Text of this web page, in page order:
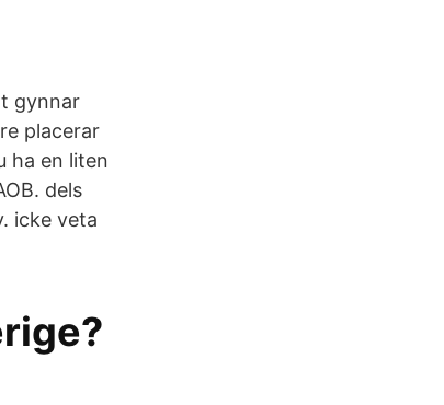
gynnar
placerar
ha en liten
dels
icke veta